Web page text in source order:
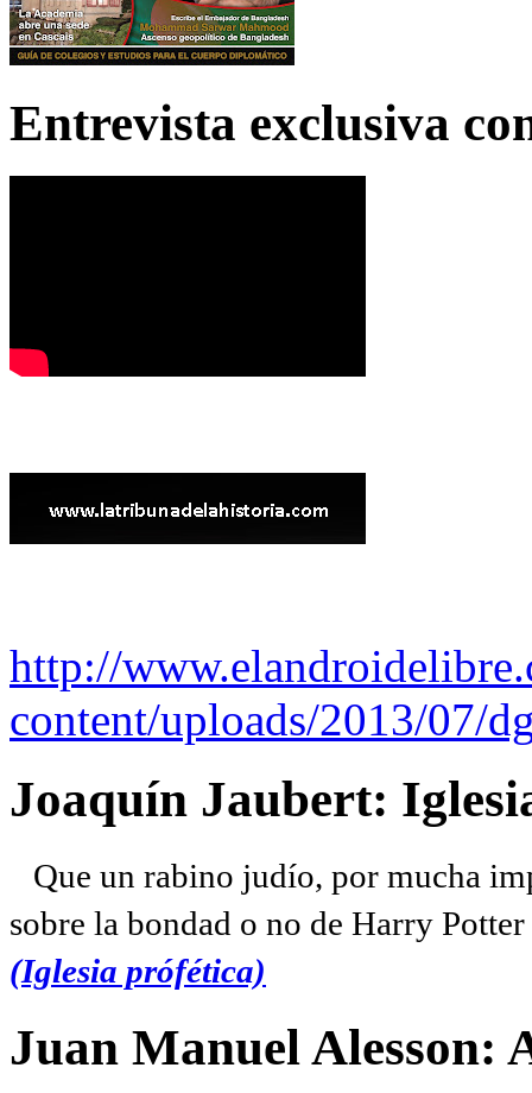
Entrevista exclusiva
http://
content/uploads/2013/07/
Joaquín Jaubert:
Que un rabino judío, por mucha
sobre la bondad o no de Harry
(Iglesia prófética)
Juan Manuel Alesson: